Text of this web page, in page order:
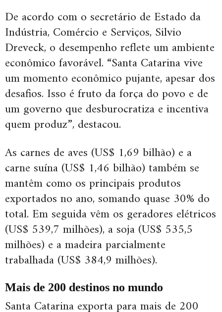
De acordo com o secretário de Estado da
Indústria, Comércio e Serviços, Silvio
Dreveck, o desempenho reflete um ambiente
econômico favorável. “Santa Catarina vive
um momento econômico pujante, apesar dos
desafios. Isso é fruto da força do povo e de
um governo que desburocratiza e incentiva
quem produz”, destacou.
As carnes de aves (US$ 1,69 bilhão) e a
carne suína (US$ 1,46 bilhão) também se
mantêm como os principais produtos
exportados no ano, somando quase 30% do
total. Em seguida vêm os geradores elétricos
(US$ 539,7 milhões), a soja (US$ 535,5
milhões) e a madeira parcialmente
trabalhada (US$ 384,9 milhões).
Mais de 200 destinos no mundo
Santa Catarina exporta para mais de 200